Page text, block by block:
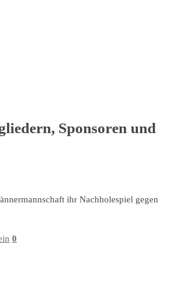
Sponsoren und
ihr Nachholespiel gegen
0